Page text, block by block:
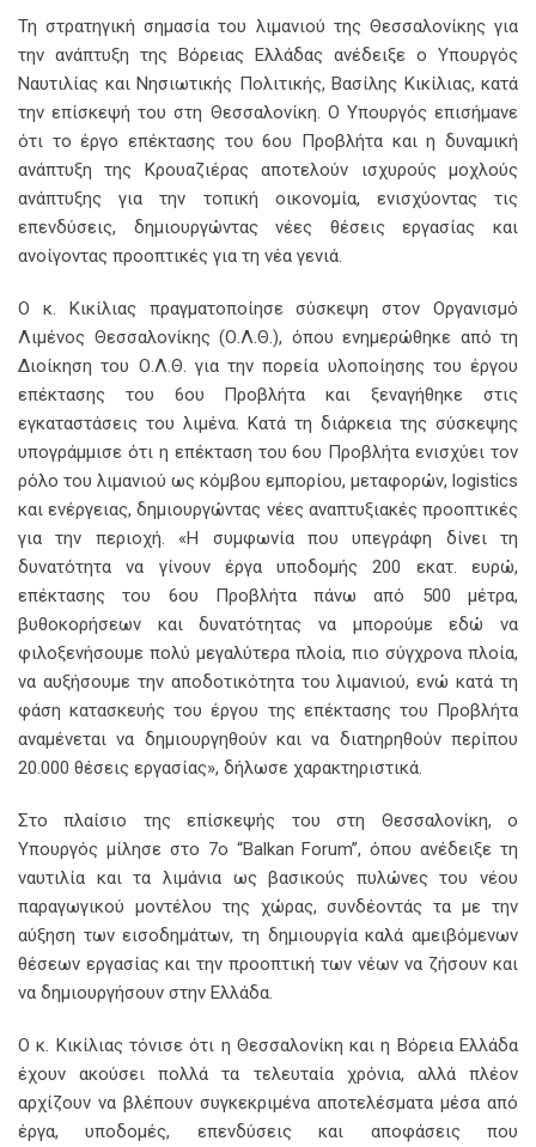
Τη στρατηγική σημασία του λιμανιού της Θεσσαλονίκης για
την ανάπτυξη της Βόρειας Ελλάδας ανέδειξε ο Υπουργός
Ναυτιλίας και Νησιωτικής Πολιτικής, Βασίλης Κικίλιας, κατά
την επίσκεψή του στη Θεσσαλονίκη. Ο Υπουργός επισήμανε
ότι το έργο επέκτασης του 6ου Προβλήτα και η δυναμική
ανάπτυξη της Κρουαζιέρας αποτελούν ισχυρούς μοχλούς
ανάπτυξης για την τοπική οικονομία, ενισχύοντας τις
επενδύσεις, δημιουργώντας νέες θέσεις εργασίας και
ανοίγοντας προοπτικές για τη νέα γενιά.
Ο κ. Κικίλιας πραγματοποίησε σύσκεψη στον Οργανισμό
Λιμένος Θεσσαλονίκης (Ο.Λ.Θ.), όπου ενημερώθηκε από τη
Διοίκηση του Ο.Λ.Θ. για την πορεία υλοποίησης του έργου
επέκτασης του 6ου Προβλήτα και ξεναγήθηκε στις
εγκαταστάσεις του λιμένα. Κατά τη διάρκεια της σύσκεψης
υπογράμμισε ότι η επέκταση του 6ου Προβλήτα ενισχύει τον
ρόλο του λιμανιού ως κόμβου εμπορίου, μεταφορών, logistics
και ενέργειας, δημιουργώντας νέες αναπτυξιακές προοπτικές
για την περιοχή. «Η συμφωνία που υπεγράφη δίνει τη
δυνατότητα να γίνουν έργα υποδομής 200 εκατ. ευρώ,
επέκτασης του 6ου Προβλήτα πάνω από 500 μέτρα,
βυθοκορήσεων και δυνατότητας να μπορούμε εδώ να
φιλοξενήσουμε πολύ μεγαλύτερα πλοία, πιο σύγχρονα πλοία,
να αυξήσουμε την αποδοτικότητα του λιμανιού, ενώ κατά τη
φάση κατασκευής του έργου της επέκτασης του Προβλήτα
αναμένεται να δημιουργηθούν και να διατηρηθούν περίπου
20.000 θέσεις εργασίας», δήλωσε χαρακτηριστικά.
Στο πλαίσιο της επίσκεψής του στη Θεσσαλονίκη, ο
Υπουργός μίλησε στο 7ο “Balkan Forum”, όπου ανέδειξε τη
ναυτιλία και τα λιμάνια ως βασικούς πυλώνες του νέου
παραγωγικού μοντέλου της χώρας, συνδέοντάς τα με την
αύξηση των εισοδημάτων, τη δημιουργία καλά αμειβόμενων
θέσεων εργασίας και την προοπτική των νέων να ζήσουν και
να δημιουργήσουν στην Ελλάδα.
Ο κ. Κικίλιας τόνισε ότι η Θεσσαλονίκη και η Βόρεια Ελλάδα
έχουν ακούσει πολλά τα τελευταία χρόνια, αλλά πλέον
αρχίζουν να βλέπουν συγκεκριμένα αποτελέσματα μέσα από
έργα, υποδομές, επενδύσεις και αποφάσεις που